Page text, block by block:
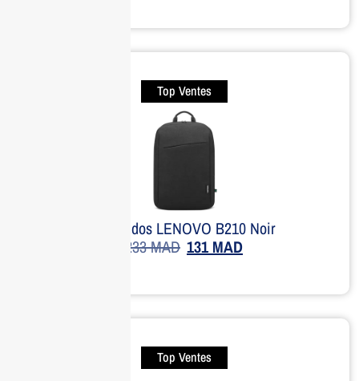
Top Ventes
Sac à dos LENOVO B210 Noir
233MAD 131MAD
Top Ventes